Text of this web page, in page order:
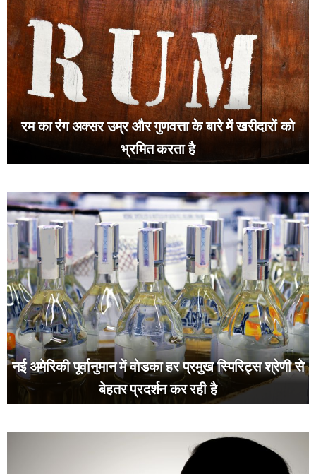
रम का रंग अक्सर उम्र और गुणवत्ता के बारे में खरीदारों को
भ्रमित करता है
नई अमेरिकी पूर्वानुमान में वोडका हर प्रमुख स्पिरिट्स श्रेणी से
बेहतर प्रदर्शन कर रही है